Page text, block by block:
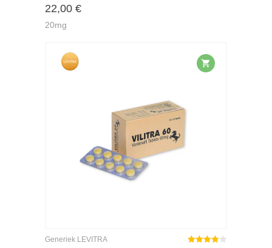
22,00 €
20mg
Generiek LEVITRA